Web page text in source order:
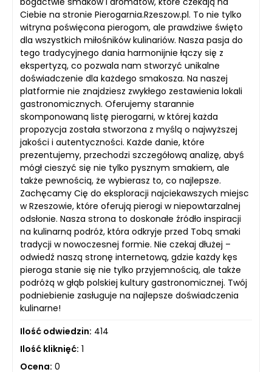
Ciebie na stronie Pierogarnia.Rzeszow.pl. To nie tylko
witryna poświęcona pierogom, ale prawdziwe święto
dla wszystkich miłośników kulinariów. Nasza pasja do
tego tradycyjnego dania harmonijnie łączy się z
ekspertyzą, co pozwala nam stworzyć unikalne
doświadczenie dla każdego smakosza. Na naszej
platformie nie znajdziesz zwykłego zestawienia lokali
gastronomicznych. Oferujemy starannie
skomponowaną listę pierogarni, w której każda
propozycja została stworzona z myślą o najwyższej
jakości i autentyczności. Każde danie, które
prezentujemy, przechodzi szczegółową analizę, abyś
mógł cieszyć się nie tylko pysznym smakiem, ale
także pewnością, że wybierasz to, co najlepsze.
Zachęcamy Cię do eksploracji najciekawszych miejsc
w Rzeszowie, które oferują pierogi w niepowtarzalnej
odsłonie. Nasza strona to doskonałe źródło inspiracji
na kulinarną podróż, która odkryje przed Tobą smaki
tradycji w nowoczesnej formie. Nie czekaj dłużej –
odwiedź naszą stronę internetową, gdzie każdy kęs
pieroga stanie się nie tylko przyjemnością, ale także
podróżą w głąb polskiej kultury gastronomicznej. Twój
podniebienie zasługuje na najlepsze doświadczenia
kulinarne!
Ilość odwiedzin: 414
Ilość kliknięć: 1
Ocena: 0